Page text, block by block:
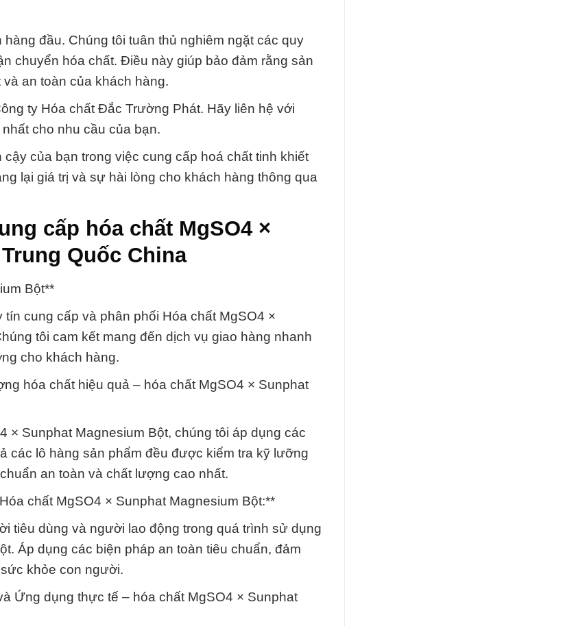
đầu. Chúng tôi tuân thủ nghiêm ngặt các quy
chuyển hóa chất. Điều này giúp bảo đảm rằng sản
an toàn của khách hàng.
ty Hóa chất Đắc Trường Phát. Hãy liên hệ với
cho nhu cầu của bạn.
của bạn trong việc cung cấp hoá chất tinh khiết
lại giá trị và sự hài lòng cho khách hàng thông qua
cấp hóa chất MgSO4 ×
Quốc China
Bột**
cung cấp và phân phối Hóa chất MgSO4 ×
tôi cam kết mang đến dịch vụ giao hàng nhanh
cho khách hàng.
hóa chất hiệu quả – hóa chất MgSO4 × Sunphat
Sunphat Magnesium Bột, chúng tôi áp dụng các
các lô hàng sản phẩm đều được kiểm tra kỹ lưỡng
an toàn và chất lượng cao nhất.
chất MgSO4 × Sunphat Magnesium Bột:**
tiêu dùng và người lao động trong quá trình sử dụng
Áp dụng các biện pháp an toàn tiêu chuẩn, đảm
khỏe con người.
Ứng dụng thực tế – hóa chất MgSO4 × Sunphat